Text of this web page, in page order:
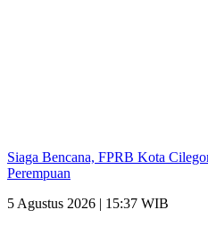
Siaga Bencana, FPRB Kota
Perempuan
5 Agustus 2026 | 15:37 WIB